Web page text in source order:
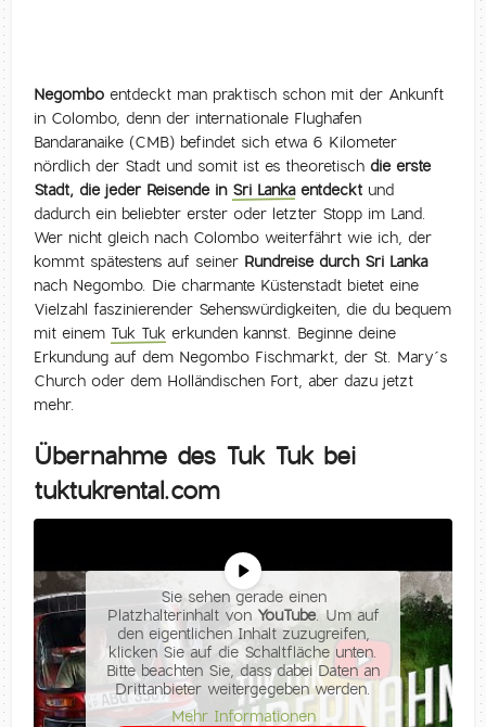
Negombo entdeckt man praktisch schon mit der Ankunft
in Colombo, denn der internationale Flughafen
Bandaranaike (CMB) befindet sich etwa 6 Kilometer
nördlich der Stadt und somit ist es theoretischdie erste
Stadt, die jeder Reisende in Sri Lankaentdeckt und
dadurch ein beliebter erster oder letzter Stopp im Land.
Wer nicht gleich nach Colombo weiterfährt wie ich, der
kommt spätestens auf seiner Rundreise durch Sri Lanka
nach Negombo. Die charmante Küstenstadt bietet eine
Vielzahl faszinierender Sehenswürdigkeiten, die du bequem
mit einem Tuk Tuk erkunden kannst. Beginne deine
Erkundung auf dem Negombo Fischmarkt, der St. Mary´s
Church oder dem Holländischen Fort, aber dazu jetzt
mehr.
Übernahme des Tuk Tuk bei
tuktukrental.com
Sie sehen gerade einen
Platzhalterinhalt von YouTube. Um auf
den eigentlichen Inhalt zuzugreifen,
klicken Sie auf die Schaltfläche unten.
Bitte beachten Sie, dass dabei Daten an
Drittanbieter weitergegeben werden.
Mehr Informationen